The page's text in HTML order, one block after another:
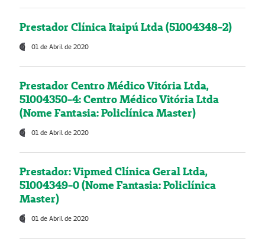
Prestador Clínica Itaipú Ltda (51004348-2)
01 de Abril de 2020
Prestador Centro Médico Vitória Ltda,
51004350-4: Centro Médico Vitória Ltda
(Nome Fantasia: Policlínica Master)
01 de Abril de 2020
Prestador: Vipmed Clínica Geral Ltda,
51004349-0 (Nome Fantasia: Policlínica
Master)
01 de Abril de 2020